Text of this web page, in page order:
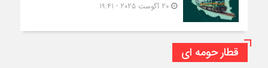
20 آگوست 2025 - 19:41
قطار حومه ای